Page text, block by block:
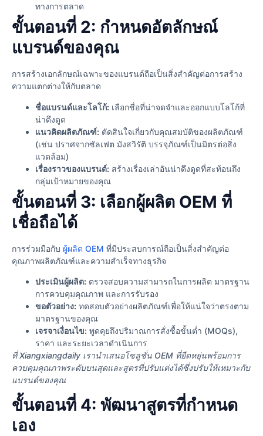
ทางการตลาด
ขั้นตอนที่ 2: กำหนดอัตลักษณ์
แบรนด์ของคุณ
การสร้างเอกลักษณ์เฉพาะของแบรนด์ถือเป็นสิ่งสำคัญต่อการสร้าง
ความแตกต่างให้กับตลาด
ชื่อแบรนด์และโลโก้: เลือกชื่อที่น่าจดจำและออกแบบโลโก้ที่
น่าดึงดูด
แนวคิดผลิตภัณฑ์: ตัดสินใจเกี่ยวกับคุณสมบัติของผลิตภัณฑ์
(เช่น ปราศจากซัลเฟต มังสวิรัติ บรรจุภัณฑ์เป็นมิตรต่อสิ่ง
แวดล้อม)
เรื่องราวของแบรนด์: สร้างเรื่องเล่าอันน่าดึงดูดที่สะท้อนถึง
กลุ่มเป้าหมายของคุณ
ขั้นตอนที่ 3: เลือกผู้ผลิต OEM ที่
เชื่อถือได้
การร่วมมือกับ ผู้ผลิต OEM ที่มีประสบการณ์ถือเป็นสิ่งสำคัญต่อ
คุณภาพผลิตภัณฑ์และความสำเร็จทางธุรกิจ
ประเมินผู้ผลิต: ตรวจสอบความสามารถในการผลิต มาตรฐาน
การควบคุมคุณภาพ และการรับรอง
ขอตัวอย่าง: ทดสอบตัวอย่างผลิตภัณฑ์เพื่อให้แน่ใจว่าตรงตาม
มาตรฐานของคุณ
เจรจาเงื่อนไข: พูดคุยถึงปริมาณการสั่งซื้อขั้นต่ำ (MOQs),
ราคา และระยะเวลาดำเนินการ
ที่ Xiangxiangdaily เรานําเสนอโซลูชั่น OEM ที่ยืดหยุ่นพร้อมการ
ควบคุมคุณภาพระดับบนสุดและสูตรที่ปรับแต่งได้ซึ่งปรับให้เหมาะกับ
แบรนด์ของคุณ
ขั้นตอนที่ 4: พัฒนาสูตรที่กำหนด
เอง